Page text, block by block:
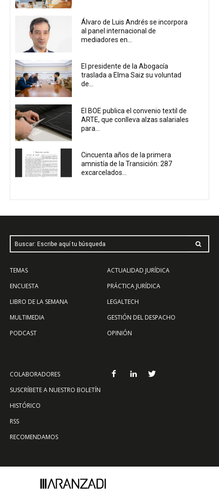
Álvaro de Luis Andrés se incorpora
al panel internacional de
mediadores en...
El presidente de la Abogacía
traslada a Elma Saiz su voluntad
de...
El BOE publica el convenio textil de
ARTE, que conlleva alzas salariales
para...
Cincuenta años de la primera
amnistía de la Transición: 287
excarcelados...
Buscar: Escribe aquí tu búsqueda
TEMAS
ENCUESTA
LIBRO DE LA SEMANA
MULTIMEDIA
PODCAST
ACTUALIDAD JURÍDICA
PRÁCTICA JURÍDICA
LEGALTECH
GESTIÓN DEL DESPACHO
OPINIÓN
COLABORADORES
SUSCRÍBETE A NUESTRO BOLETÍN
HISTÓRICO
RSS
RECOMENDAMOS